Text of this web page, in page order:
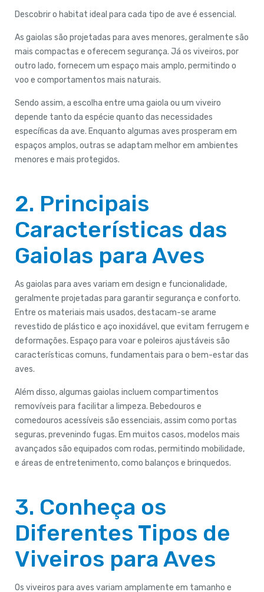
Descobrir o habitat ideal para cada tipo de ave é essencial.
As gaiolas são projetadas para aves menores, geralmente são
mais compactas e oferecem segurança. Já os viveiros, por
outro lado, fornecem um espaço mais amplo, permitindo o
voo e comportamentos mais naturais.
Sendo assim, a escolha entre uma gaiola ou um viveiro
depende tanto da espécie quanto das necessidades
específicas da ave. Enquanto algumas aves prosperam em
espaços amplos, outras se adaptam melhor em ambientes
menores e mais protegidos.
2. Principais
Características das
Gaiolas para Aves
As gaiolas para aves variam em design e funcionalidade,
geralmente projetadas para garantir segurança e conforto.
Entre os materiais mais usados, destacam-se arame
revestido de plástico e aço inoxidável, que evitam ferrugem e
deformações. Espaço para voar e poleiros ajustáveis são
características comuns, fundamentais para o bem-estar das
aves.
Além disso, algumas gaiolas incluem compartimentos
removíveis para facilitar a limpeza. Bebedouros e
comedouros acessíveis são essenciais, assim como portas
seguras, prevenindo fugas. Em muitos casos, modelos mais
avançados são equipados com rodas, permitindo mobilidade,
e áreas de entretenimento, como balanços e brinquedos.
3. Conheça os
Diferentes Tipos de
Viveiros para Aves
Os viveiros para aves variam amplamente em tamanho e